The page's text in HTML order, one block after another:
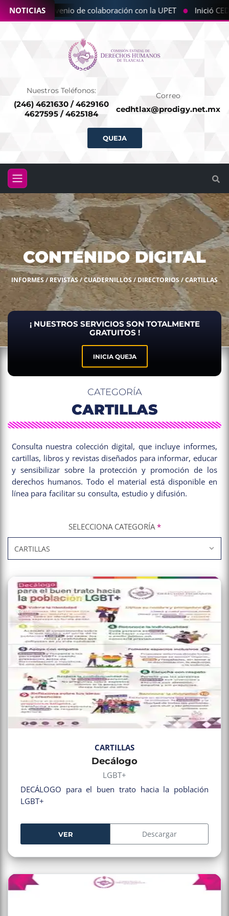
NOTICIAS
CEDHT convenio de colaboración con la UPET ● Inició
Nuestros Teléfonos:
(246) 4621630 / 4629160
4627595 / 4625184
Correo
cedhtlax@prodigy.net.mx
QUEJA
CONTENIDO DIGITAL
INFORMES / REVISTAS / CUADERNILLOS / DIRECTORIOS / CARTILLAS
¡ NUESTROS SERVICIOS SON TOTALMENTE
GRATUITOS !
INICIA QUEJA
CATEGORÍA
CARTILLAS
Consulta nuestra colección digital, que incluye informes,
cartillas, libros y revistas diseñados para informar, educar
y sensibilizar sobre la protección y promoción de los
derechos humanos. Todo el material está disponible en
línea para facilitar su consulta, estudio y difusión.
SELECCIONA CATEGORÍA*
CARTILLAS
Decálogo
LGBT+
DECÁLOGO para el buen trato hacia la población
LGBT+
VER Descargar